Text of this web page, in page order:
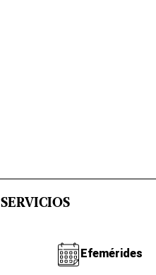
SERVICIOS
Efemérides